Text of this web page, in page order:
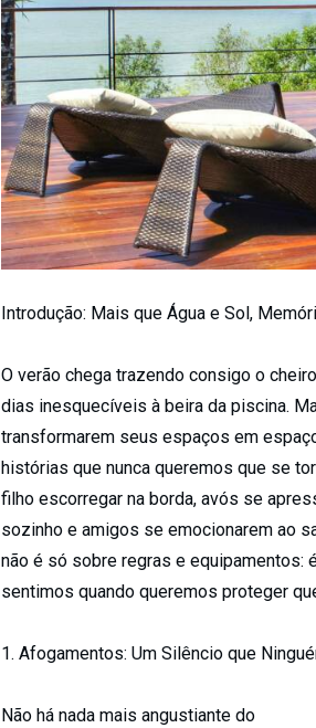
Introdução: Mais que Água e Sol,
O verão chega trazendo consigo o
dias inesquecíveis à beira da piscina.
transformarem seus espaços em
histórias que nunca queremos que se
filho escorregar na borda, avós se
sozinho e amigos se emocionarem ao
não é só sobre regras e equipamentos:
sentimos quando queremos proteger
1. Afogamentos: Um Silêncio que
Não há nada mais angustiante do